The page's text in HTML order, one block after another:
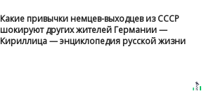
Какие привычки немцев-выходцев из СССР
шокируют других жителей Германии —
Кириллица — энциклопедия русской жизни